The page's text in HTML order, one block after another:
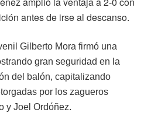
antes de irse al descanso.
Gilberto Mora firmó una
gran seguridad en la
del balón, capitalizando
por los zagueros
y Joel Ordóñez.